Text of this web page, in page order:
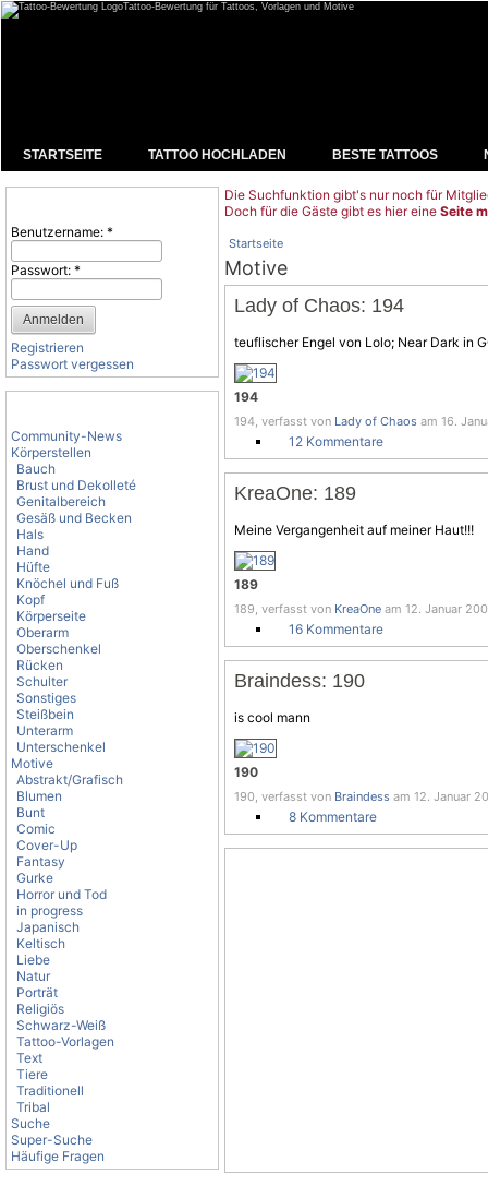
Tattoo-Bewertung für Tattoos, Vorlagen und Motive
STARTSEITE TATTOO HOCHLADEN BESTE TATTOOS
Benutzername: *
Passwort: *
Registrieren
Passwort vergessen
Community-News
Körperstellen
Bauch
Brust und Dekolleté
Genitalbereich
Gesäß und Becken
Hals
Hand
Hüfte
Knöchel und Fuß
Kopf
Körperseite
Oberarm
Oberschenkel
Rücken
Schulter
Sonstiges
Steißbein
Unterarm
Unterschenkel
Motive
Abstrakt/Grafisch
Blumen
Bunt
Comic
Cover-Up
Fantasy
Gurke
Horror und Tod
in progress
Japanisch
Keltisch
Liebe
Natur
Porträt
Religiös
Schwarz-Weiß
Tattoo-Vorlagen
Text
Tiere
Traditionell
Tribal
Suche
Super-Suche
Häufige Fragen
Die Suchfunktion gibt's nur noch für
Doch für die Gäste gibt es hier eine Seite
Startseite
Motive
Lady of Chaos: 194
teuflischer Engel von Lolo; Near Dark in
194
194, verfasst von Lady of Chaos am 16.
12 Kommentare
KreaOne: 189
Meine Vergangenheit auf meiner Haut!!!
189
189, verfasst von KreaOne am 12. Januar
16 Kommentare
Braindess: 190
is cool mann
190
190, verfasst von Braindess am 12. Januar
8 Kommentare